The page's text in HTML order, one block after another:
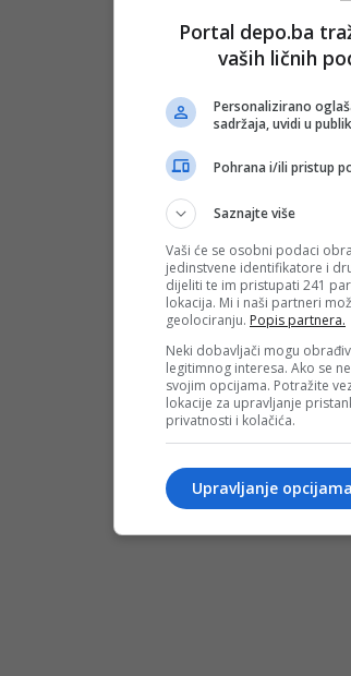
Portal depo.ba
vaših ličnih
Personalizirano
sadržaja, uvidi u
Pohrana i/ili pristup
Saznajte više
Vaši će se osobni podaci
jedinstvene identifikatore i
dijeliti te im pristupati 241
lokacija. Mi i naši partneri
geolociranju. Popis partnera.
Neki dobavljači mogu
legitimnog interesa. Ako se
svojim opcijama. Potražite
lokacije za upravljanje
privatnosti i kolačića.
Upravljanje opcijama